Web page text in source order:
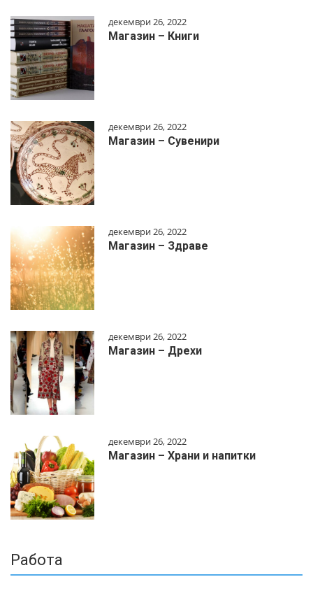
декември 26, 2022
Магазин – Книги
декември 26, 2022
Магазин – Сувенири
декември 26, 2022
Магазин – Здраве
декември 26, 2022
Магазин – Дрехи
декември 26, 2022
Магазин – Храни и напитки
Работа